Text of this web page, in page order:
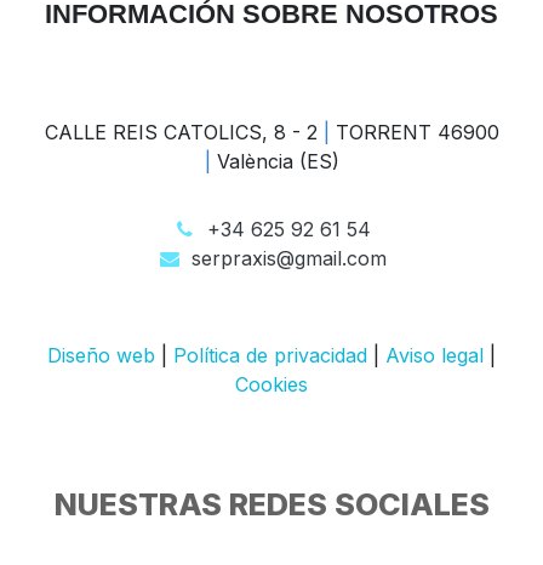
INFORMACIÓN SOBRE NOSOTROS
CALLE REIS CATOLICS, 8 - 2|
TORRENT 46900
València (ES)
+34 625 92 61 54
serpraxis@gmail.com
Diseño web Política de privacidad Aviso legal
Cookies
NUESTRAS REDES SOCIALES